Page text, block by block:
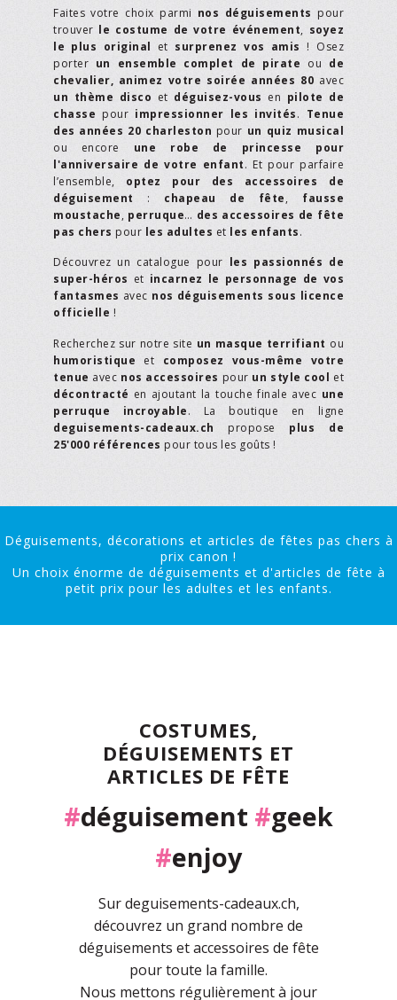
Faites votre choix parmi nos déguisements pour
trouver le costume de votre événement, soyez
le plus original et surprenez vos amis ! Osez
porter un ensemble complet de pirate ou de
chevalier, animez votre soirée années 80 avec
un thème disco et déguisez-vous en pilote de
chasse pour impressionner les invités. Tenue
des années 20 charleston pour un quiz musical
ou encore une robe de princesse pour
l'anniversaire de votre enfant. Et pour parfaire
l’ensemble, optez pour des accessoires de
déguisement : chapeau de fête, fausse
moustache, perruque… des accessoires de fête
pas chers pour les adultes et les enfants.
Découvrez un catalogue pour les passionnés de
super-héros et incarnez le personnage de vos
fantasmes avec nos déguisements sous licence
officielle !
Recherchez sur notre site un masque terrifiant ou
humoristique et composez vous-même votre
tenue avec nos accessoires pour un style cool et
décontracté en ajoutant la touche finale avec une
perruque incroyable. La boutique en ligne
deguisements-cadeaux.ch propose plus de
25'000 références pour tous les goûts !
Déguisements, décorations et articles de fêtes pas chers à
prix canon !
Un choix énorme de déguisements et d'articles de fête à
petit prix pour les adultes et les enfants.
COSTUMES,
DÉGUISEMENTS ET
ARTICLES DE FÊTE
#déguisement #geek
#enjoy
Sur deguisements-cadeaux.ch,
découvrez un grand nombre de
déguisements et accessoires de fête
pour toute la famille.
Nous mettons régulièrement à jour